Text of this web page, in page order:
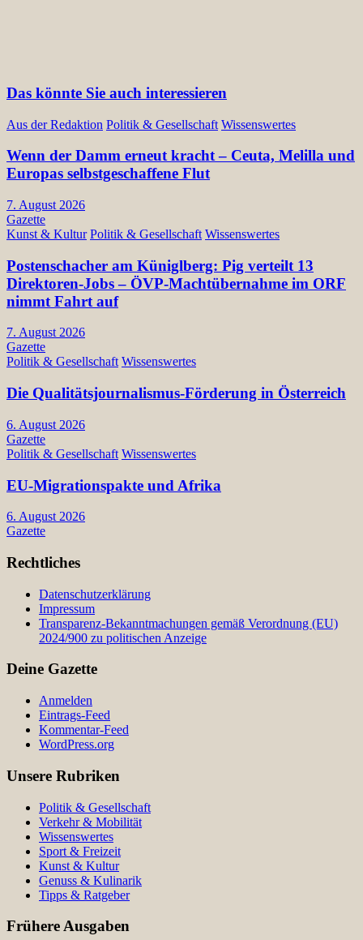
Das könnte Sie auch interessieren
Aus der Redaktion Politik & Gesellschaft Wissenswertes
Wenn der Damm erneut kracht – Ceuta, Melilla und
Europas selbstgeschaffene Flut
7. August 2026
Gazette
Kunst & Kultur Politik & Gesellschaft Wissenswertes
Postenschacher am Küniglberg: Pig verteilt 13
Direktoren-Jobs – ÖVP-Machtübernahme im ORF
nimmt Fahrt auf
7. August 2026
Gazette
Politik & Gesellschaft Wissenswertes
Die Qualitätsjournalismus-Förderung in Österreich
6. August 2026
Gazette
Politik & Gesellschaft Wissenswertes
EU-Migrationspakte und Afrika
6. August 2026
Gazette
Rechtliches
Datenschutzerklärung
Impressum
Transparenz-Bekanntmachungen gemäß Verordnung (EU)
2024/900 zu politischen Anzeige
Deine Gazette
Anmelden
Eintrags-Feed
Kommentar-Feed
WordPress.org
Unsere Rubriken
Politik & Gesellschaft
Verkehr & Mobilität
Wissenswertes
Sport & Freizeit
Kunst & Kultur
Genuss & Kulinarik
Tipps & Ratgeber
Frühere Ausgaben